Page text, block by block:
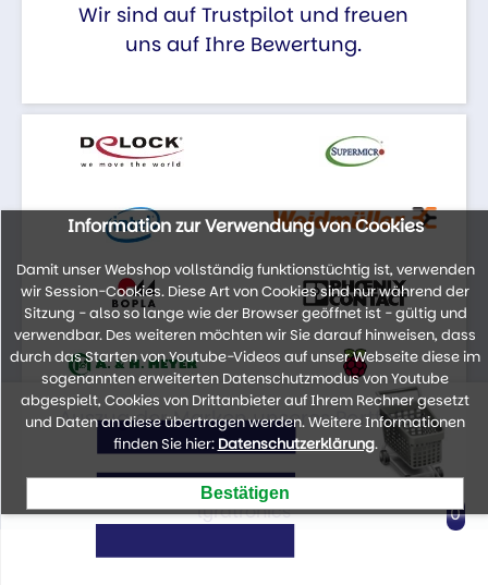
Wir sind auf Trustpilot und freuen
uns auf Ihre Bewertung.
Auszug der Marken unseres Portfolios
lyratronics
Information zur Verwendung von Cookies
Damit unser Webshop vollständig funktionstüchtig ist, verwenden
wir Session-Cookies. Diese Art von Cookies sind nur während der
Sitzung - also so lange wie der Browser geöffnet ist - gültig und
verwendbar. Des weiteren möchten wir Sie darauf hinweisen, dass
durch das Starten von Youtube-Videos auf unser Webseite diese im
sogenannten erweiterten Datenschutzmodus von Youtube
abgespielt, Cookies von Drittanbieter auf Ihrem Rechner gesetzt
und Daten an diese übertragen werden. Weitere Informationen
finden Sie hier: Datenschutzerklärung.
0